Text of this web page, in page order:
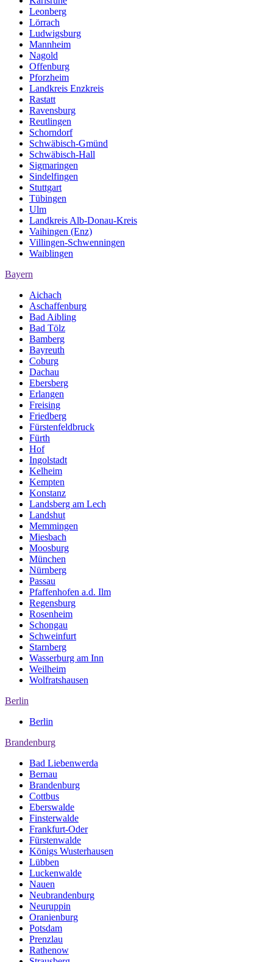
Leonberg
Lörrach
Ludwigsburg
Mannheim
Nagold
Offenburg
Pforzheim
Landkreis Enzkreis
Rastatt
Ravensburg
Reutlingen
Schorndorf
Schwäbisch-Gmünd
Schwäbisch-Hall
Sigmaringen
Sindelfingen
Stuttgart
Tübingen
Ulm
Landkreis Alb-Donau-Kreis
Vaihingen (Enz)
Villingen-Schwenningen
Waiblingen
Bayern
Aichach
Aschaffenburg
Bad Aibling
Bad Tölz
Bamberg
Bayreuth
Coburg
Dachau
Ebersberg
Erlangen
Freising
Friedberg
Fürstenfeldbruck
Fürth
Hof
Ingolstadt
Kelheim
Kempten
Konstanz
Landsberg am Lech
Landshut
Memmingen
Miesbach
Moosburg
München
Nürnberg
Passau
Pfaffenhofen a.d. Ilm
Regensburg
Rosenheim
Schongau
Schweinfurt
Starnberg
Wasserburg am Inn
Weilheim
Wolfratshausen
Berlin
Berlin
Brandenburg
Bad Liebenwerda
Bernau
Brandenburg
Cottbus
Eberswalde
Finsterwalde
Frankfurt-Oder
Fürstenwalde
Königs Wusterhausen
Lübben
Luckenwalde
Nauen
Neubrandenburg
Neuruppin
Oranienburg
Potsdam
Prenzlau
Rathenow